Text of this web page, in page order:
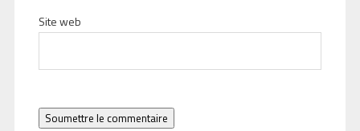
Site web
Soumettre le commentaire